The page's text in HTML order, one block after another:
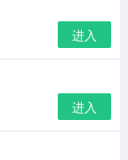
进入
进入